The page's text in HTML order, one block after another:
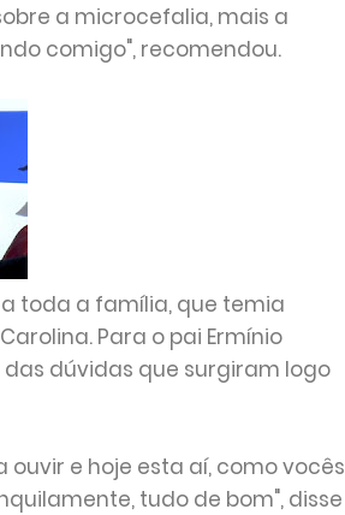
a microcefalia, mais a
comigo", recomendou.
toda a família, que temia
Para o pai Ermínio
dúvidas que surgiram logo
ouvir e hoje esta aí, como vocês
tudo de bom", disse